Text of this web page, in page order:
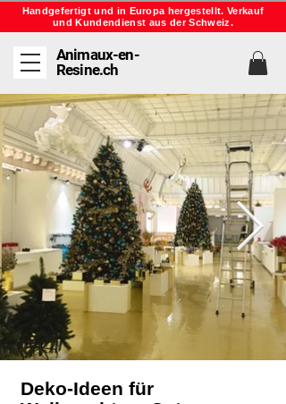
Animaux-en-
Resine.ch
Handgefertigt und in Europa hergestellt. Verkauf
und Kundendienst aus der Schweiz.
Deko-Ideen für